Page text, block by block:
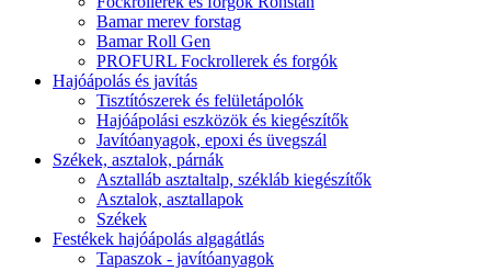
Bamar merev forstag
Bamar Roll Gen
PROFURL Fockrollerek és forgók
Hajóápolás és javítás
Tisztítószerek és felületápolók
Hajóápolási eszközök és kiegészítők
Javítóanyagok, epoxi és üvegszál
Székek, asztalok, párnák
Asztalláb asztaltalp, székláb kiegészítők
Asztalok, asztallapok
Székek
Festékek hajóápolás algagátlás
Tapaszok - javítóanyagok